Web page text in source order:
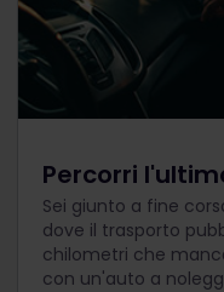
Percorri
Sei giunto a fine
dove il trasporto
chilometri che
con un'auto a